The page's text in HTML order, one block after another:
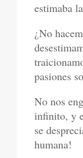
estimaba
¿No
pasiones
No nos
infinito, y
se
humana!